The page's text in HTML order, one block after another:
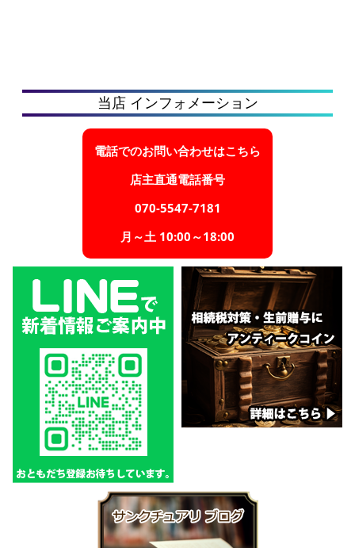
当店 インフォメーション
電話でのお問い合わせはこちら
店主直通電話番号
070-5547-7181
月～土 10:00～18:00